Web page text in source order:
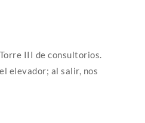
III de consultorios.
elevador; al salir, nos